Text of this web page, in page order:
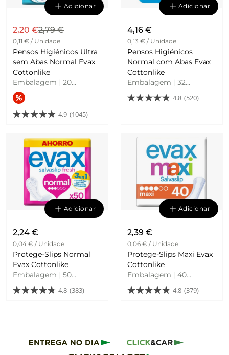
Adicionar
2,20 €2,79 €
0,11 € / Unidade
Pensos Higiénicos Ultra
sem Abas Normal Evax
Cottonlike
Embalagem
20
Unidades
4.9 (1045)
Adicionar
4,16 €
0,13 € / Unidade
Pensos Higiénicos
Normal com Abas Evax
Cottonlike
Embalagem
32
Unidades
4.8 (520)
Adicionar
2,24 €
0,04 € / Unidade
Protege-Slips Normal
Evax Cottonlike
Embalagem
50
Unidades
4.8 (383)
Adicionar
2,39 €
0,06 € / Unidade
Protege-Slips Maxi Evax
Cottonlike
Embalagem
40
Unidades
4.8 (379)